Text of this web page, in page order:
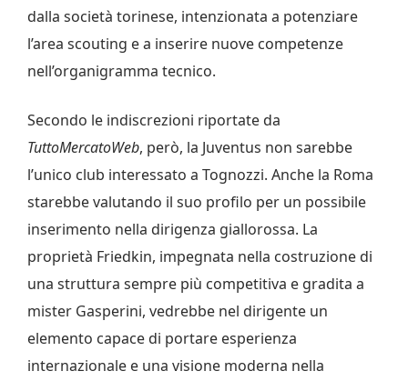
dalla società torinese, intenzionata a potenziare
l’area scouting e a inserire nuove competenze
nell’organigramma tecnico.
Secondo le indiscrezioni riportate da
TuttoMercatoWeb, però, la Juventus non sarebbe
l’unico club interessato a Tognozzi. Anche la Roma
starebbe valutando il suo profilo per un possibile
inserimento nella dirigenza giallorossa. La
proprietà Friedkin, impegnata nella costruzione di
una struttura sempre più competitiva e gradita a
mister Gasperini, vedrebbe nel dirigente un
elemento capace di portare esperienza
internazionale e una visione moderna nella